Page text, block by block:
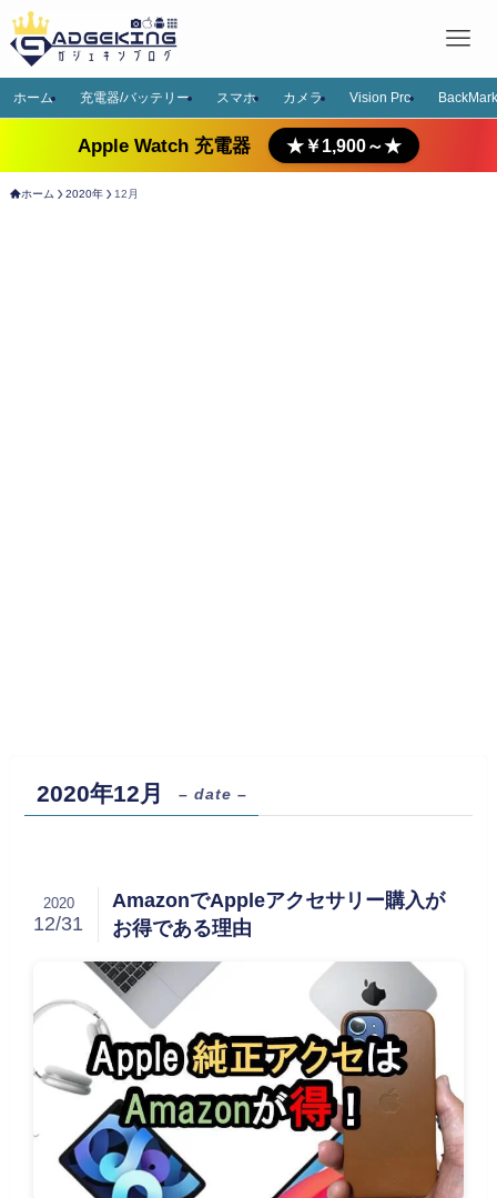
ホーム 充電器/バッテリー スマホ カメラ Vision Pro
Apple Watch 充電器 ★￥1,900～★
ホーム 2020年 12月
2020年12月 – date –
AmazonでAppleアクセサリー購入が
お得である理由
2020
12/31